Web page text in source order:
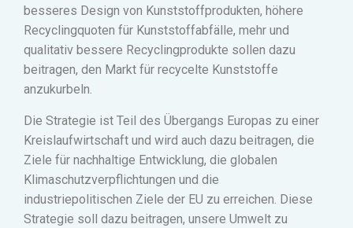
besseres Design von Kunststoffprodukten, höhere
Recyclingquoten für Kunststoffabfälle, mehr und
qualitativ bessere Recyclingprodukte sollen dazu
beitragen, den Markt für recycelte Kunststoffe
anzukurbeln.
Die Strategie ist Teil des Übergangs Europas zu einer
Kreislaufwirtschaft und wird auch dazu beitragen, die
Ziele für nachhaltige Entwicklung, die globalen
Klimaschutzverpflichtungen und die
industriepolitischen Ziele der EU zu erreichen. Diese
Strategie soll dazu beitragen, unsere Umwelt zu